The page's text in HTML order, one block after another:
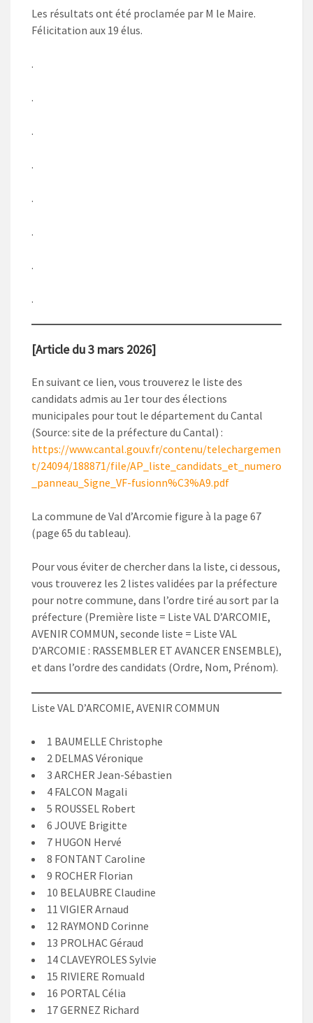
Les résultats ont été proclamée par M le Maire.
Félicitation aux 19 élus.
.
.
.
.
.
.
.
.
[Article du 3 mars 2026]
En suivant ce lien, vous trouverez le liste des
candidats admis au 1er tour des élections
municipales pour tout le département du Cantal
(Source: site de la préfecture du Cantal) :
https://www.cantal.gouv.fr/contenu/telechargemen
t/24094/188871/file/AP_liste_candidats_et_numero
_panneau_Signe_VF-fusionn%C3%A9.pdf
La commune de Val d’Arcomie figure à la page 67
(page 65 du tableau).
Pour vous éviter de chercher dans la liste, ci dessous,
vous trouverez les 2 listes validées par la préfecture
pour notre commune, dans l’ordre tiré au sort par la
préfecture (Première liste = Liste VAL D’ARCOMIE,
AVENIR COMMUN, seconde liste = Liste VAL
D’ARCOMIE : RASSEMBLER ET AVANCER ENSEMBLE),
et dans l’ordre des candidats (Ordre, Nom, Prénom).
Liste VAL D’ARCOMIE, AVENIR COMMUN
1 BAUMELLE Christophe
2 DELMAS Véronique
3 ARCHER Jean-Sébastien
4 FALCON Magali
5 ROUSSEL Robert
6 JOUVE Brigitte
7 HUGON Hervé
8 FONTANT Caroline
9 ROCHER Florian
10 BELAUBRE Claudine
11 VIGIER Arnaud
12 RAYMOND Corinne
13 PROLHAC Géraud
14 CLAVEYROLES Sylvie
15 RIVIERE Romuald
16 PORTAL Célia
17 GERNEZ Richard